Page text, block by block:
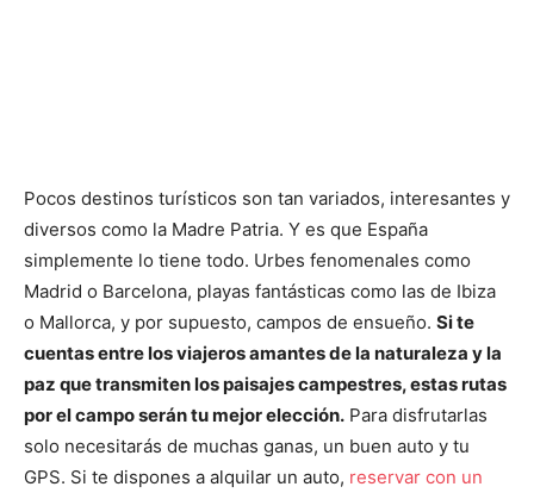
Pocos destinos turísticos son tan variados, interesantes y
diversos como la Madre Patria. Y es que España
simplemente lo tiene todo. Urbes fenomenales como
Madrid o Barcelona, playas fantásticas como las de Ibiza
o Mallorca, y por supuesto, campos de ensueño. Si te
cuentas entre los viajeros amantes de la naturaleza y la
paz que transmiten los paisajes campestres, estas rutas
por el campo serán tu mejor elección. Para disfrutarlas
solo necesitarás de muchas ganas, un buen auto y tu
GPS. Si te dispones a alquilar un auto, reservar con un